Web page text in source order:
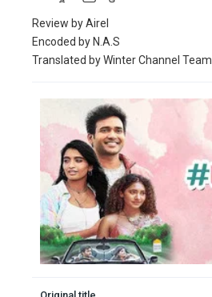
Review by Airel
Encoded by N.A.S
Translated by Winter Channel Team